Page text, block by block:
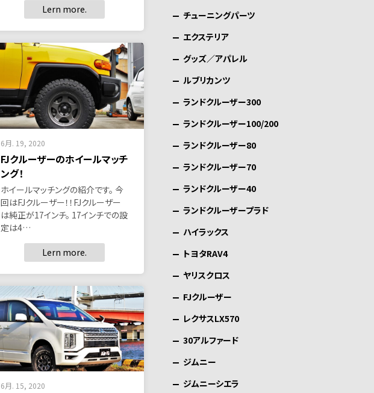
Lern more.
6月. 19, 2020
FJクルーザーのホイールマッチ
ング！
ホイールマッチングの紹介です。 今
回はFJクルーザー！！FJクルーザー
は純正が17インチ。 17インチでの設
定は4…
Lern more.
6月. 15, 2020
チューニングパーツ
エクステリア
グッズ／アパレル
ルブリカンツ
ランドクルーザー300
ランドクルーザー100/200
ランドクルーザー80
ランドクルーザー70
ランドクルーザー40
ランドクルーザープラド
ハイラックス
トヨタRAV4
ヤリスクロス
FJクルーザー
レクサスLX570
30アルファード
ジムニー
ジムニーシエラ